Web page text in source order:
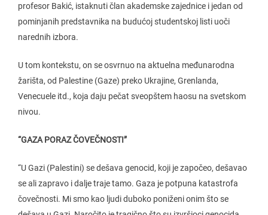
profesor Bakić, istaknuti član akademske zajednice i jedan od
pominjanih predstavnika na budućoj studentskoj listi uoči
narednih izbora.
U tom kontekstu, on se osvrnuo na aktuelna međunarodna
žarišta, od Palestine (Gaze) preko Ukrajine, Grenlanda,
Venecuele itd., koja daju pečat sveopštem haosu na svetskom
nivou.
“GAZA PORAZ ČOVEČNOSTI”
“U Gazi (Palestini) se dešava genocid, koji je započeo, dešavao
se ali zapravo i dalje traje tamo. Gaza je potpuna katastrofa
čovečnosti. Mi smo kao ljudi duboko poniženi onim što se